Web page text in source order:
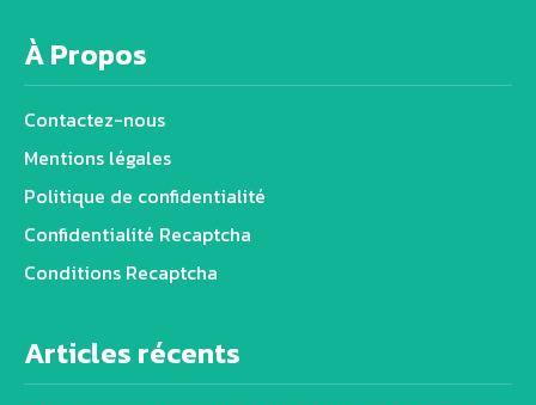
À Propos
Contactez-nous
Mentions légales
Politique de confidentialité
Confidentialité Recaptcha
Conditions Recaptcha
Articles récents